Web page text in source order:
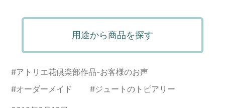
用途から商品を探す
#アトリエ花倶楽部作品-お客様のお声
#オーダーメイド #ジュートのトピアリー